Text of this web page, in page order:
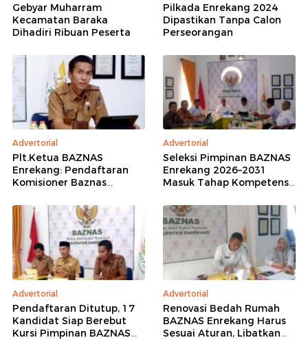
Gebyar Muharram
Kecamatan Baraka
Dihadiri Ribuan Peserta
Pilkada Enrekang 2024
Dipastikan Tanpa Calon
Perseorangan
Advertorial
Plt.Ketua BAZNAS
Enrekang: Pendaftaran
Komisioner Baznas
2031 Ditutup
Advertorial
Seleksi Pimpinan BAZNAS
Enrekang 2026–2031
Masuk Tahap Kompetensi,
Administrasi
Advertorial
Pendaftaran Ditutup, 17
Kandidat Siap Berebut
Kursi Pimpinan BAZNAS
Advertorial
Renovasi Bedah Rumah
BAZNAS Enrekang Harus
Sesuai Aturan, Libatkan